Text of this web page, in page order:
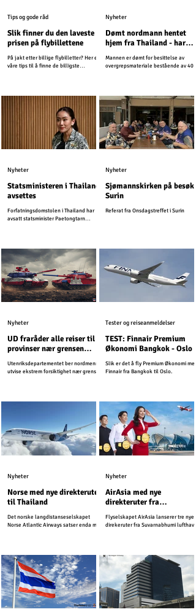
Slik finner du den laveste
prisen på flybillettene
På jakt etter billige flybilletter? Her er
våre tips til å finne de billigste
Tips og gode råd
Dømt nordmann hentet
hjem fra Thailand - har
Mannen er dømt for besittelse av
overgrepsmateriale bestående av 4000
Nyheter
Statsministeren i Thailand
avsettes
Forfatningsdomstolen i Thailand har
avsatt statsminister Paetongtarn
Nyheter
Sjømannskirken på besøk i
Surin
Referat fra Onsdagstreffet i Surin
Nyheter
UD fraråder alle reiser til
provinser nær grensen
mellom Kambodsja og
Thailand
Utenriksdepartementet ber nordmenn
utvise ekstrem forsiktighet nær grensen
Nyheter
TEST: Finnair Premium
Økonomi Bangkok - Oslo
Slik er det å fly Premium Økonomi med
Finnair fra Bangkok til Oslo.
Tester og reiseanmeldelser
Norse med nye direkteruter
til Thailand
Det norske langdistanseselskapet
Norse Atlantic Airways satser enda mer
Nyheter
AirAsia med nye
direkteruter fra
Flyselskapet AirAsia lanserer tre nye
direkeruter fra Suvarnabhumi lufthavn.
Nyheter